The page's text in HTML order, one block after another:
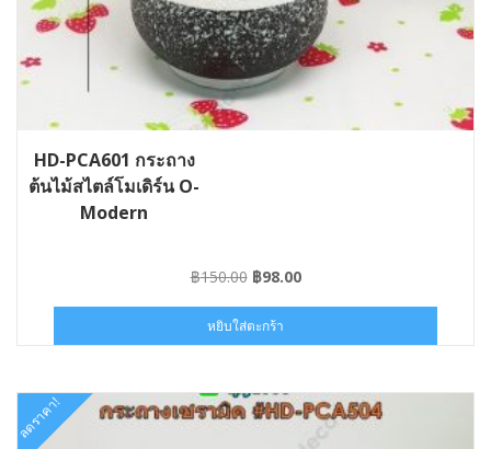
HD-PCA601 กระถาง
ต้นไม้สไตล์โมเดิร์น O-
Modern
฿150.00 Original
was:
฿150.00.
฿98.00Current
฿98.00.
หยิบใส่ตะกร้า
ลดราคา!